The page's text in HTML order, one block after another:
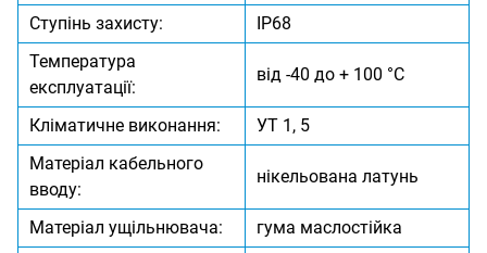
Ступінь захисту:
IP68
Температура
експлуатації:
від -40 до + 100 °C
Кліматичне виконання:
УТ 1, 5
Матеріал кабельного
вводу:
нікельована латунь
Матеріал ущільнювача: гума маслостійка